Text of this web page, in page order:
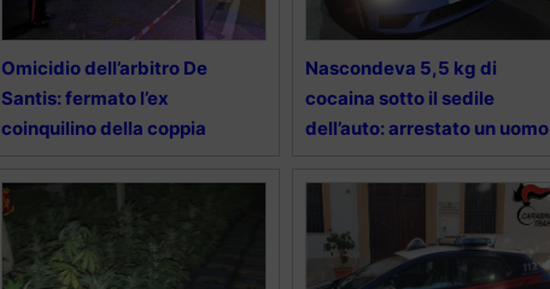
Omicidio dell’arbitro De
Santis: fermato l’ex
coinquilino della coppia
Nascondeva 5,5 kg di
cocaina sotto il sedile
dell’auto: arrestato un uomo